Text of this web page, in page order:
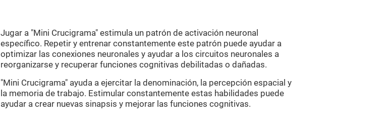
Jugar a "Mini Crucigrama" estimula un patrón de activación neuronal
específico. Repetir y entrenar constantemente este patrón puede ayudar a
optimizar las conexiones neuronales y ayudar a los circuitos neuronales a
reorganizarse y recuperar funciones cognitivas debilitadas o dañadas.
"Mini Crucigrama" ayuda a ejercitar la denominación, la percepción espacial y
la memoria de trabajo. Estimular constantemente estas habilidades puede
ayudar a crear nuevas sinapsis y mejorar las funciones cognitivas.